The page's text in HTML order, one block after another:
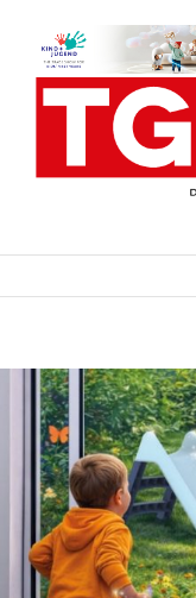
contenuto